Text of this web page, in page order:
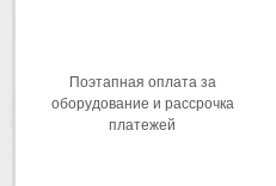
Поэтапная оплата за
оборудование и рассрочка
платежей